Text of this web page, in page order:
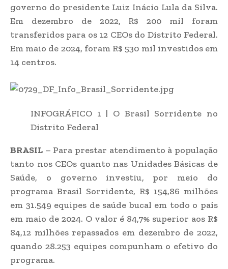
governo do presidente Luiz Inácio Lula da Silva.
Em dezembro de 2022, R$ 200 mil foram
transferidos para os 12 CEOs do Distrito Federal.
Em maio de 2024, foram R$ 530 mil investidos em
14 centros.
INFOGRÁFICO 1 | O Brasil Sorridente no
Distrito Federal
BRASIL – Para prestar atendimento à população
tanto nos CEOs quanto nas Unidades Básicas de
Saúde, o governo investiu, por meio do
programa Brasil Sorridente, R$ 154,86 milhões
em 31.549 equipes de saúde bucal em todo o país
em maio de 2024. O valor é 84,7% superior aos R$
84,12 milhões repassados em dezembro de 2022,
quando 28.253 equipes compunham o efetivo do
programa.